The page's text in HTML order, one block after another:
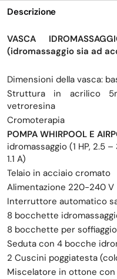
Descrizione
VASCA
(idromassaggio sia ad
Dimensioni della vasca:
Struttura in acrilico
vetroresina
Cromoterapia
POMPA WHIRPOOL E
idromassaggio (1 HP, 2.5
1.1 A)
Telaio in acciaio cromato
Alimentazione 220-240 V
Interruttore automatico
8 bocchette
8 bocchette per
Seduta con 4 bocche
2 Cuscini poggiatesta
Miscelatore in ottone con